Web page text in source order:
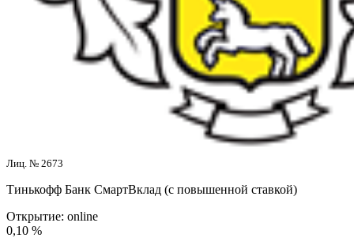
Лиц. № 2673
Тинькофф Банк СмартВклад (с повышенной ставкой)
Открытие: online
0,10 %